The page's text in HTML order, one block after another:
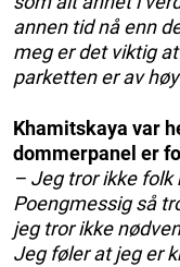
annen tid nå enn
meg er det viktig
parketten er av
Khamitskaya var
dommerpanel er
– Jeg tror ikke folk
Poengmessig så
jeg tror ikke
Jeg føler at jeg er